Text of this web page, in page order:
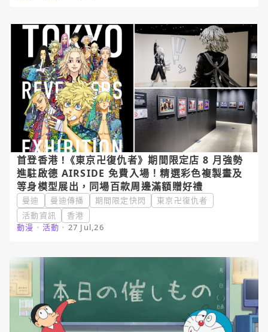
首登香港 !《東京卍復仇者》期間限定店 8 月強勢
進駐啟德 AIRSIDE 免費入場！精選彩色複製畫及
等身模型展出，同場百款周邊滿額贈好禮
曼迪 曼迪傳播 期間限定快閃
東京卍復仇者
活動資訊
香港
動漫 ・ 活動 ・ 27 Jul,26